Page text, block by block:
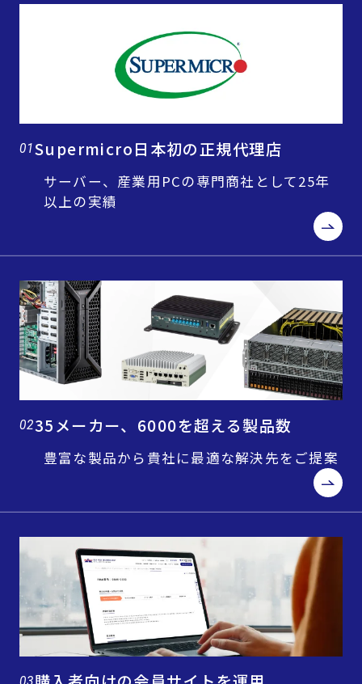
01Supermicro日本初の正規代理店
サーバー、産業用PCの専門商社として25年
以上の実績
0235メーカー、6000を超える製品数
豊富な製品から貴社に最適な解決先をご提案